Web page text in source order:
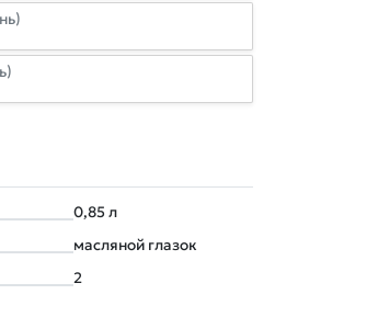
0,85 л
масляной глазок
2